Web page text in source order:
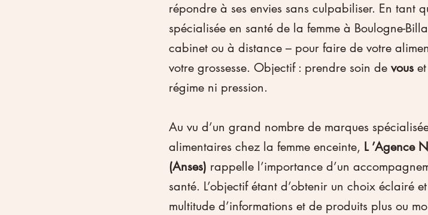
répondre à ses envies sans culpabiliser. En tant
spécialisée en santé de la femme à Boulogne-
cabinet ou à distance – pour faire de votre
votre grossesse. Objectif : prendre soin de vous
régime ni pression.
Au vu d’un grand nombre de marques
alimentaires chez la femme enceinte, L ’Agence
(Anses) rappelle l’importance d’un
santé. L’objectif étant d’obtenir un choix éclairé
multitude d’informations et de produits plus ou